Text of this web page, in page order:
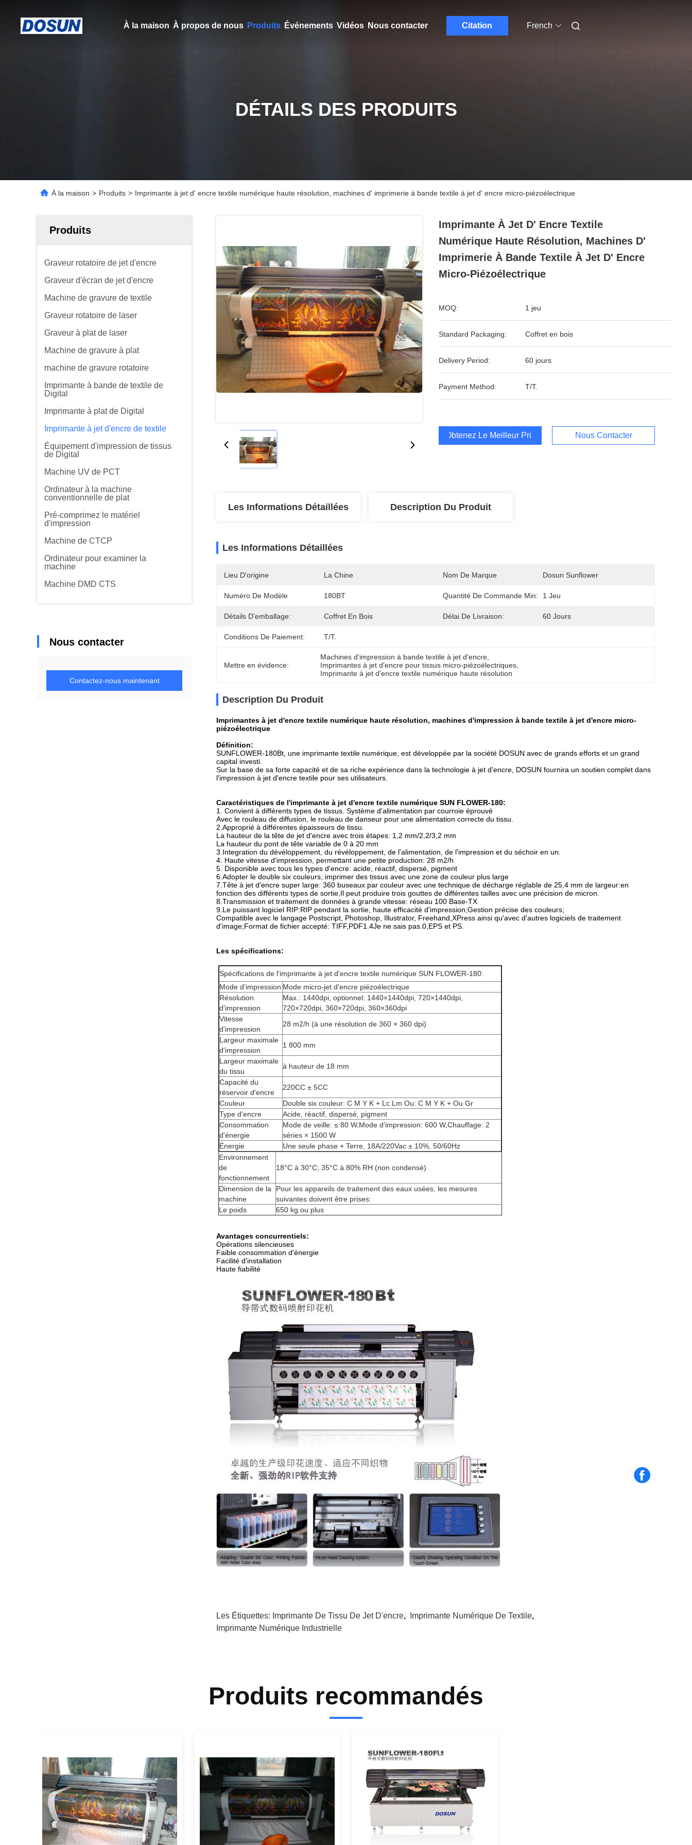
À la maison À propos de nous Produits Événements Vidéos Nous contacter Citation French
DÉTAILS DES PRODUITS
À la maison > Produits > Imprimante à jet d' encre textile numérique haute résolution, machines d' imprimerie à bande textile à jet d' encre micro-piézoélectrique
Produits
Graveur rotatoire de jet d'encre
Graveur d'écran de jet d'encre
Machine de gravure de textile
Graveur rotatoire de laser
Graveur à plat de laser
Machine de gravure à plat
machine de gravure rotatoire
Imprimante à bande de textile de
Digital
Imprimante à plat de Digital
Imprimante à jet d'encre de textile
Équipement d'impression de tissus
de Digital
Machine UV de PCT
Ordinateur à la machine
conventionnelle de plat
Pré-comprimez le matériel
d'impression
Machine de CTCP
Ordinateur pour examiner la
machine
Machine DMD CTS
Nous contacter
Contactez-nous maintenant
Imprimante À Jet D' Encre Textile
Numérique Haute Résolution, Machines D'
Imprimerie À Bande Textile À Jet D' Encre
Micro-Piézoélectrique
MOQ: 1 jeu
Standard Packaging: Coffret en bois
Delivery Period: 60 jours
Payment Method: T/T.
Obtenez Le Meilleur Prix Nous Contacter
Les Informations Détaillées Description Du Produit
Les Informations Détaillées
Lieu D'origine La Chine Nom De Marque Dosun Sunflower
Numéro De Modèle 180BT Quantité De Commande Min: 1 Jeu
Détails D'emballage: Coffret En Bois Délai De Livraison: 60 Jours
Conditions De Paiement: T/T.
Mettre en évidence:
Machines d'impression à bande textile à jet d'encre
Imprimantes à jet d'encre pour tissus micro-piézoélectriques
Imprimante à jet d'encre textile numérique haute résolution
Description Du Produit
Imprimantes à jet d'encre textile numérique haute résolution, machines d'impression à bande textile à jet d'encre micro-
piézoélectrique
Définition:
SUNFLOWER-180Bt, une imprimante textile numérique, est développée par la société DOSUN avec de grands efforts et un grand
capital investi.
Sur la base de sa forte capacité et de sa riche expérience dans la technologie à jet d'encre, DOSUN fournira un soutien complet dans
l'impression à jet d'encre textile pour ses utilisateurs.
Caractéristiques de l'imprimante à jet d'encre textile numérique SUN FLOWER-180:
1. Convient à différents types de tissus. Système d'alimentation par courroie éprouvé
Avec le rouleau de diffusion, le rouleau de danseur pour une alimentation correcte du tissu.
2.Approprié à différentes épaisseurs de tissu.
La hauteur de la tête de jet d'encre avec trois étapes: 1,2 mm/2,2/3,2 mm
La hauteur du pont de tête variable de 0 à 20 mm
3.Integration du dévéloppement, du révéloppement, de l'alimentation, de l'impression et du séchoir en un.
4. Haute vitesse d'impression, permettant une petite production: 28 m2/h
5. Disponible avec tous les types d'encre: acide, réactif, dispersé, pigment
6.Adopter le double six couleurs, imprimer des tissus avec une zone de couleur plus large
7.Tête à jet d'encre super large: 360 buseaux par couleur avec une technique de décharge réglable de 25,4 mm de largeur:en
fonction des différents types de sortie,Il peut produire trois gouttes de différentes tailles avec une précision de micron.
8.Transmission et traitement de données à grande vitesse: réseau 100 Base-TX
9.Le puissant logiciel RIP:RIP pendant la sortie, haute efficacité d'impression;Gestion précise des couleurs;
Compatible avec le langage Postscript, Photoshop, Illustrator, Freehand,XPress ainsi qu'avec d'autres logiciels de traitement
d'image;Format de fichier accepté: TIFF,PDF1.4Je ne sais pas.0,EPS et PS.
Les spécifications:
Spécifications de l'imprimante à jet d'encre textile numérique SUN FLOWER-180:
Mode d'impression Mode micro-jet d'encre piézoélectrique
Résolution
d'impression
Max.: 1440dpi, optionnel: 1440×1440dpi, 720×1440dpi,
720×720dpi, 360×720dpi, 360×360dpi
Vitesse
d'impression
28 m2/h (à une résolution de 360 × 360 dpi)
Largeur maximale
d'impression
1 800 mm
Largeur maximale
du tissu
à hauteur de 18 mm
Capacité du
réservoir d'encre
220CC ± 5CC
Couleur
Double six couleur: C M Y K + Lc Lm Ou: C M Y K + Ou Gr
Type d'encre
Acide, réactif, dispersé, pigment
Consommation
d'énergie
Mode de veille: ≤ 80 W,Mode d'impression: 600 W,Chauffage: 2
séries × 1500 W
Énergie
Une seule phase + Terre, 18A/220Vac ± 10%, 50/60Hz
Environnement
de
fonctionnement
18°C à 30°C; 35°C à 80% RH (non condensé)
Dimension de la
machine
Pour les appareils de traitement des eaux usées, les mesures
suivantes doivent être prises:
Le poids
650 kg ou plus
Avantages concurrentiels:
Opérations silencieuses
Faible consommation d'énergie
Facilité d'installation
Haute fiabilité
Les Étiquettes: Imprimante De Tissu De Jet D'encre, Imprimante Numérique De Textile,
Imprimante Numérique Industrielle
Produits recommandés